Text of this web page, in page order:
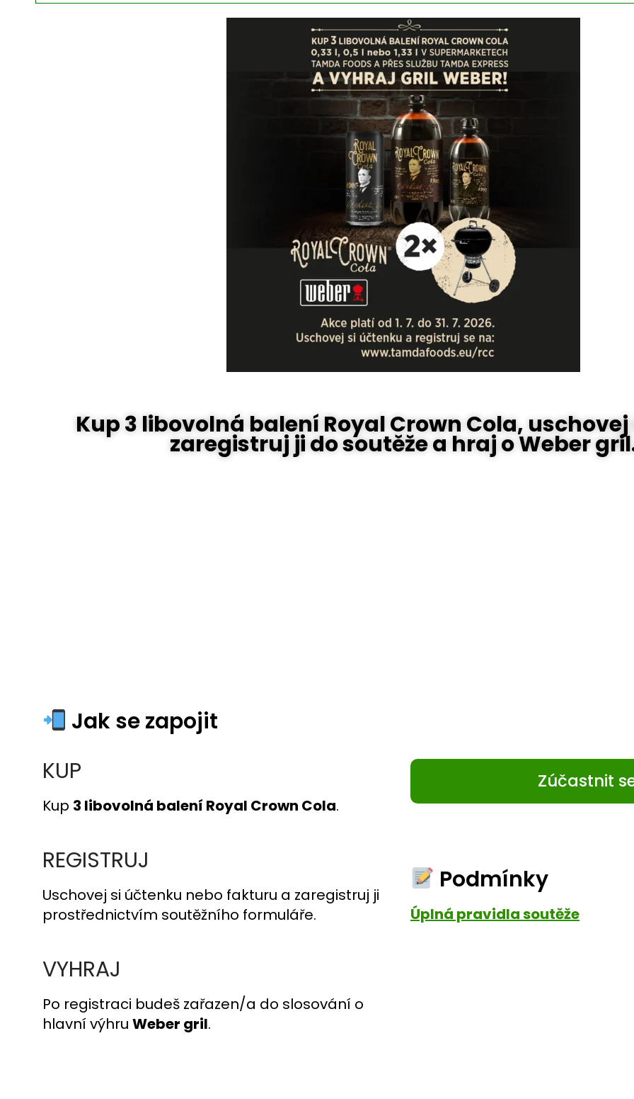
Kup 3 libovolná balení Royal Crown Cola,
zaregistruj ji do soutěže a hraj o Weber
Jak se zapojit
KUP
Kup 3 libovolná balení Royal Crown Cola.
REGISTRUJ
Uschovej si účtenku nebo fakturu a zaregistruj ji
prostřednictvím soutěžního formuláře.
VYHRAJ
Po registraci budeš zařazen/a do slosování o
hlavní výhru Weber gril.
Zúčastnit
Podmínky
Úplná pravidla soutěže